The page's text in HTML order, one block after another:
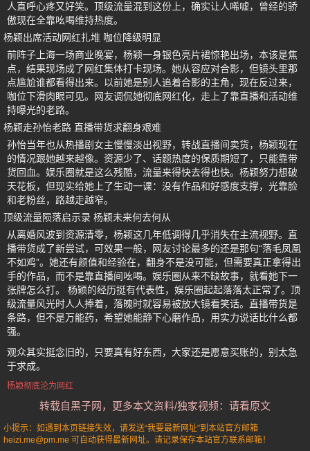
人直呼心疼又好笑。顶级流量混到这份上，确实让人唏嘘，曾经的骄
傲现在全靠吆喝维持热度。
杨颖出席活动网红扎堆 咖位降级明显
前阵子上海一场商业晚宴，杨颖一身银色亮片裙惊艳出场，本该是焦
点，结果现场成了网红集体打卡现场。她从容应对合影，但镜头里那
点尴尬谁都看得出来。以前她是别人追着合影的主角，现在反过来，
咖位下滑肉眼可见。网友调侃她彻底网红化，走上了靠直播和活动维
持曝光的老路。
杨颖走孙怡老路 直播带货求翻身艰难
孙怡当年也从热播剧女主慢慢淡出视野，转战直播间卖货，杨颖现在
的情况跟她越来越像。资源少了、话题热度的保质期短了，只能靠带
货回血。娱乐圈就是这么残酷，流量来得快去得也快。杨颖努力想破
天花板，但现实给她上了生动一课：没有作品和好感度支撑，光靠脸
和老粉丝，路越走越窄。
顶级流量陨落启示录 杨颖未来何去何从
从离婚风波到资源清零，杨颖这几年低调得几乎消失在主流视野。直
播带货成了新尝试，可效果一般，网友讨论最多的还是那句“落毛凤凰
不如鸡”。她还有颜值和经验在，翻身不是没可能，但需要真正拿得出
手的作品，而不是靠直播间吆喝。娱乐圈从来不缺故事，就看她下一
张牌怎么打。 杨颖的经历挺有代表性，娱乐圈起起落落太正常了。顶
级流量风光时人人捧着，落魄时就容易被放大镜看笑话。直播带货是
条路，但不是万能药，希望她能静下心磨作品，用实力说话比什么都
强。
观众其实挺念旧的，只要真有好东西，大家还是愿意买账的，别太急
于求成。
杨颖彻底沦为网红
转载自黑子网，更多本文资料/独家视频：请看原文
小提示：如遇到本页链接失效，请发送“我要最新网址”到本站官方邮箱
heizi.me@pm.me 可自动获得最新网址。请记录保存本站官方联系邮箱！